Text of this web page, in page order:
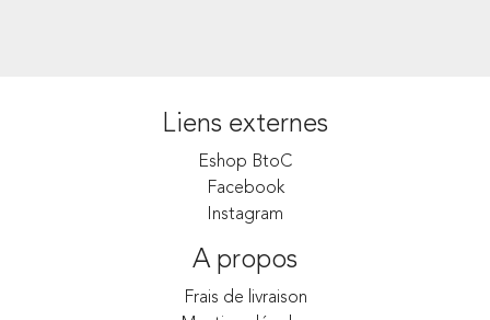
Liens externes
Eshop BtoC
Facebook
Instagram
A propos
Frais de livraison